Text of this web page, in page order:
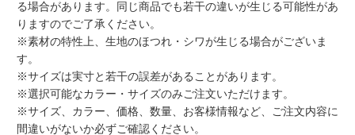
る場合があります。同じ商品でも若干の違いが生じる可能性があ
りますのでご了承ください。
※素材の特性上、生地のほつれ・シワが生じる場合がございま
す。
※サイズは実寸と若干の誤差があることがあります。
※選択可能なカラー・サイズのみご注文いただけます。
※サイズ、カラー、価格、数量、お客様情報など、ご注文内容に
間違いがないか必ずご確認ください。